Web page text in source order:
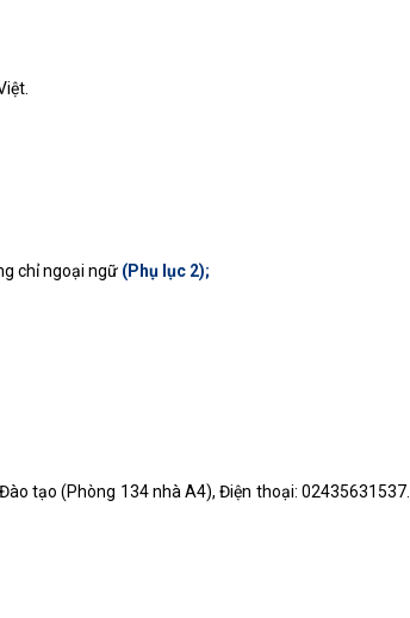
chỉ ngoại ngữ (Phụ lục 2);
tạo (Phòng 134 nhà A4), Điện thoại: 02435631537.